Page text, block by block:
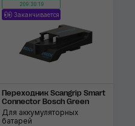
209:30:19
Заканчивается
Переходник Scangrip Smart
Connector Bosch Green
Для аккумуляторных
батарей